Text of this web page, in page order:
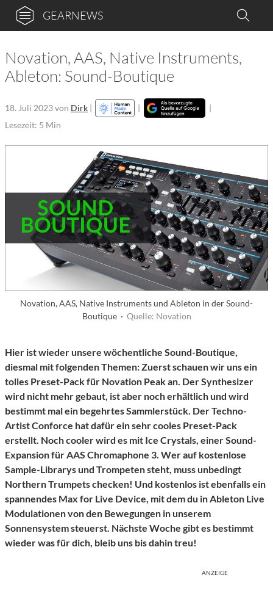
GEARNEWS
Novation, AAS, Native Instruments,
Ableton: Sound-Boutique
18. Juli 2023von Dirk | |
|
Lesezeit: 5 Min
Novation, AAS, Native Instruments und Ableton in der Sound-
Boutique · Quelle: Novation
Hier ist wieder unsere wöchentliche Sound-Boutique,
diesmal mit folgenden Themen: Zuerst schauen wir uns ein
tolles Preset-Pack für Novation Peak an. Der Synthesizer
wird nicht mehr gebaut, ist aber noch erhältlich und wird
bestimmt mal ein begehrtes Sammlerstück. Der Techno-
Artist Conforce hat dafür ein sehr cooles Preset-Pack
erstellt. Noch cooler wird es mit Ice Crystals, einer Sound-
Expansion für AAS Chromaphone 3. Wer auf kostenlose
Sample-Librarys und Trompeten steht, muss unbedingt
Northern Trumpets checken! Und kostenlos ist ebenfalls ein
spannendes Max for Live Device, mit dem du in Ableton Live
Modulationen von den Bewegungen in unserem
Sonnensystem steuerst. Nächste Woche gibt es bestimmt
wieder was für dich, bleib uns bis dahin treu!
ANZEIGE